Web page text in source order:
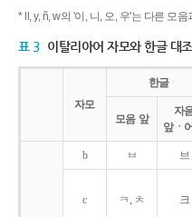
* ll, y, ñ, w의 '이, 니, 오, 우'는 다른 모
표 3 이탈리아어 자모와 한글 대
자모
한글
모음 앞
자
앞ㆍ
b ㅂ 브
c ㅋ, ㅊ 크